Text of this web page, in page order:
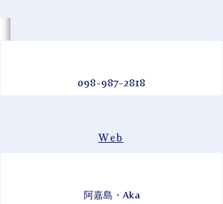
098-987-2818
Web
阿嘉島・Aka